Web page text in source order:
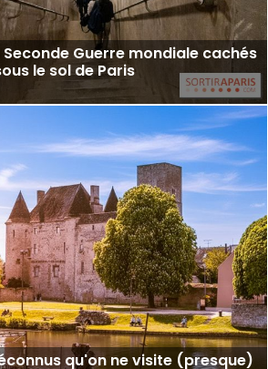
Seconde Guerre mondiale cachés
le sol de Paris
qu'on ne visite (presque)